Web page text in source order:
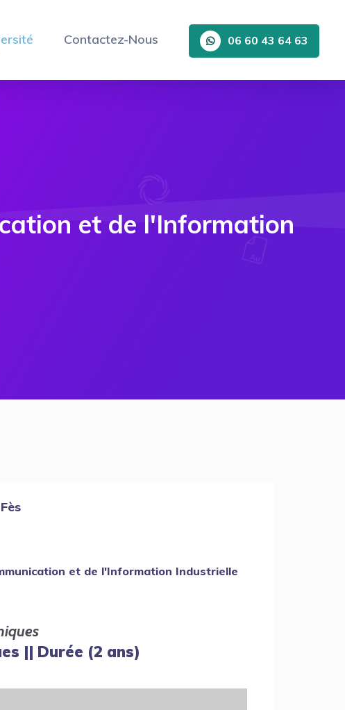
Contactez-Nous 06 60 43 64 63
et de l'Information
et de l'Information Industrielle
|| Durée (2 ans)